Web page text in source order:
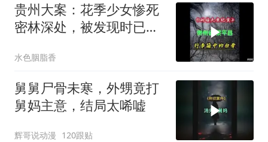
贵州大案：花季少女惨死
密林深处，被发现时已成
水色胭脂香
舅舅尸骨未寒，外甥竟打
舅妈主意，结局太唏嘘
辉哥说动漫 120跟贴